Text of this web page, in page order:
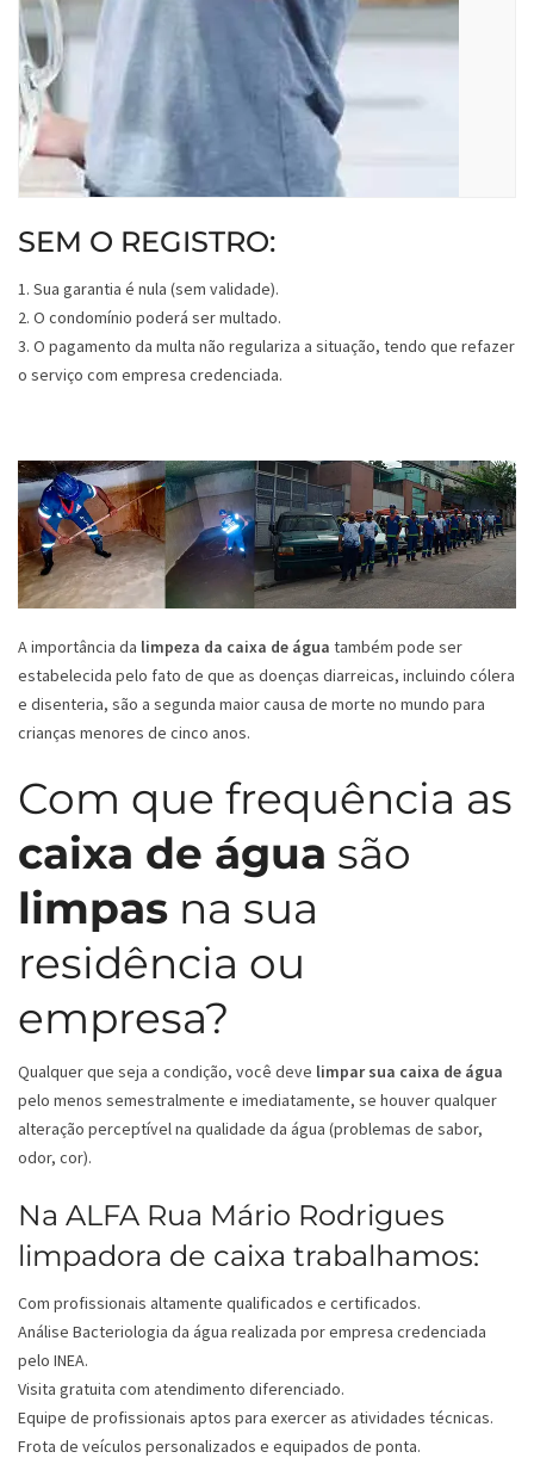
SEM O REGISTRO:
1. Sua garantia é nula (sem validade).
2. O condomínio poderá ser multado.
3. O pagamento da multa não regulariza a situação, tendo que refazer
o serviço com empresa credenciada.
A importância da limpeza da caixa de água também pode ser
estabelecida pelo fato de que as doenças diarreicas, incluindo cólera
e disenteria, são a segunda maior causa de morte no mundo para
crianças menores de cinco anos.
Com que frequência as
caixa de água são
limpas na sua
residência ou
empresa?
Qualquer que seja a condição, você deve limpar sua caixa de água
pelo menos semestralmente e imediatamente, se houver qualquer
alteração perceptível na qualidade da água (problemas de sabor,
odor, cor).
Na ALFA Rua Mário Rodrigues
limpadora de caixa trabalhamos:
Com profissionais altamente qualificados e certificados.
Análise Bacteriologia da água realizada por empresa credenciada
pelo INEA.
Visita gratuita com atendimento diferenciado.
Equipe de profissionais aptos para exercer as atividades técnicas.
Frota de veículos personalizados e equipados de ponta.